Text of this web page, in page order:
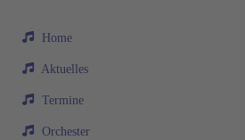
Home
Aktuelles
Termine
Orchester